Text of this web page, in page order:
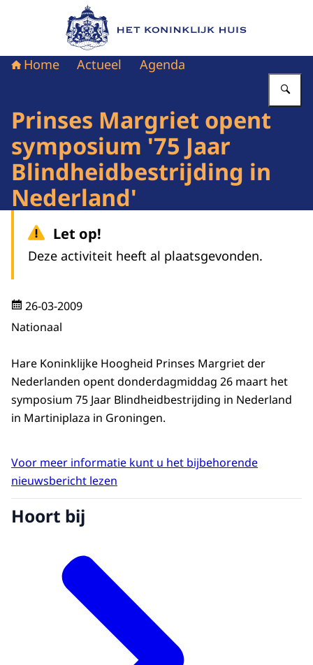
Naar de homepage van Het Koninklijk Huis
Home Actueel Agenda
Prinses Margriet opent
symposium '75 Jaar
Blindheidbestrijding in
Nederland'
Let op!
Deze activiteit heeft al plaatsgevonden.
26-03-2009
Nationaal
Hare Koninklijke Hoogheid Prinses Margriet der
Nederlanden opent donderdagmiddag 26 maart het
symposium 75 Jaar Blindheidbestrijding in Nederland
in Martiniplaza in Groningen.
Voor meer informatie kunt u het bijbehorende
nieuwsbericht lezen
Hoort bij